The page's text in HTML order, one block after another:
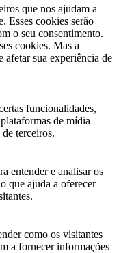
que nos ajudam a
Esses cookies serão
o seu consentimento.
cookies. Mas a
afetar sua experiência de
funcionalidades,
de mídia
terceiros.
entender e analisar os
que ajuda a oferecer
como os visitantes
a fornecer informações